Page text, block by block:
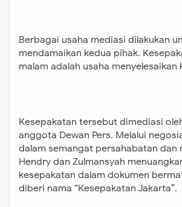
Berbagai usaha mediasi dilakukan
mendamaikan kedua pihak.
malam adalah usaha
Kesepakatan tersebut dimediasi
anggota Dewan Pers. Melalui
dalam semangat persahabatan dan
Hendry dan Zulmansyah
kesepakatan dalam dokumen
diberi nama “Kesepakatan Jakarta”.